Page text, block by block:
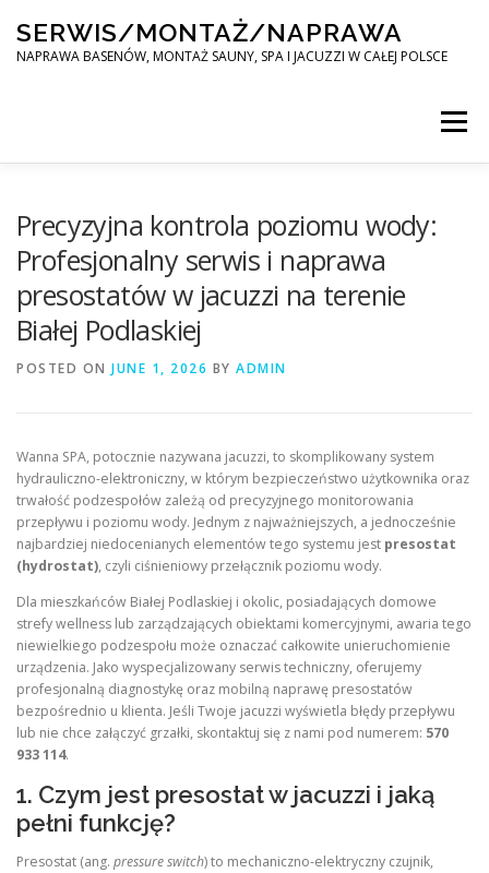
content
SERWIS/MONTAŻ/NAPRAWA
NAPRAWA BASENÓW, MONTAŻ SAUNY, SPA I JACUZZI W CAŁEJ POLSCE
Menu
MONTAŻ SAUNY, SPA, JACUZI W CAŁEJ POLSCE
KONTAKT
Precyzyjna kontrola poziomu wody:
Profesjonalny serwis i naprawa
presostatów w jacuzzi na terenie
Białej Podlaskiej
POSTED ON JUNE 1, 2026 BY ADMIN
Wanna SPA, potocznie nazywana jacuzzi, to skomplikowany system
hydrauliczno-elektroniczny, w którym bezpieczeństwo użytkownika oraz
trwałość podzespołów zależą od precyzyjnego monitorowania
przepływu i poziomu wody. Jednym z najważniejszych, a jednocześnie
najbardziej niedocenianych elementów tego systemu jest presostat
(hydrostat), czyli ciśnieniowy przełącznik poziomu wody.
Dla mieszkańców Białej Podlaskiej i okolic, posiadających domowe
strefy wellness lub zarządzających obiektami komercyjnymi, awaria tego
niewielkiego podzespołu może oznaczać całkowite unieruchomienie
urządzenia. Jako wyspecjalizowany serwis techniczny, oferujemy
profesjonalną diagnostykę oraz mobilną naprawę presostatów
bezpośrednio u klienta. Jeśli Twoje jacuzzi wyświetla błędy przepływu
lub nie chce załączyć grzałki, skontaktuj się z nami pod numerem: 570
933 114.
1. Czym jest presostat w jacuzzi i jaką
pełni funkcję?
Presostat (ang. pressure switch) to mechaniczno-elektryczny czujnik,